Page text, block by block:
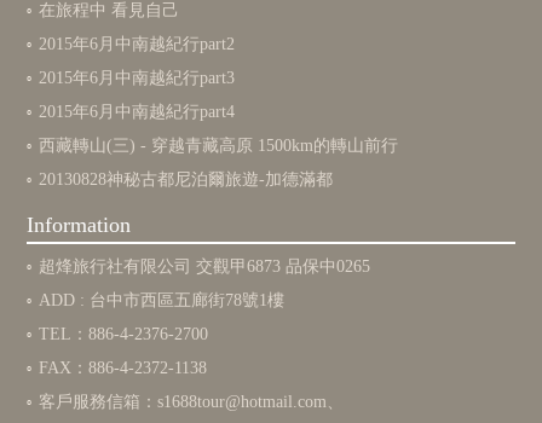
在旅程中 看見自己
2015年6月中南越紀行part2
2015年6月中南越紀行part3
2015年6月中南越紀行part4
西藏轉山(三) - 穿越青藏高原 1500km的轉山前行
20130828神秘古都尼泊爾旅遊-加德滿都
Information
超烽旅行社有限公司 交觀甲6873 品保中0265
ADD : 台中市西區五廊街78號1樓
TEL：886-4-2376-2700
FAX：886-4-2372-1138
客戶服務信箱：s1688tour@hotmail.com 、